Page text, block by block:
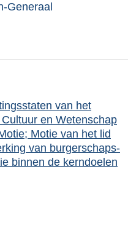
Generaal
van het
en Wetenschap
Motie van het lid
van burgerschaps-
binnen de kerndoelen